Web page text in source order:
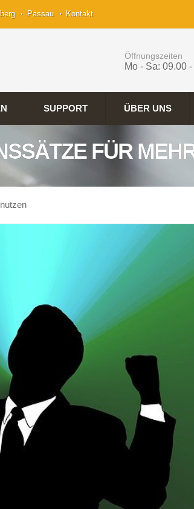
Passau Kontakt
Öffnungszeiten
Mo - Sa: 09.00
SUPPORT ÜBER UNS
FÜR